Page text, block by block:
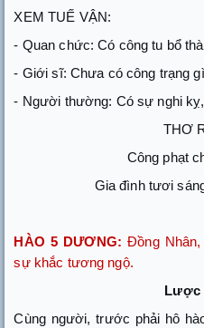
XEM TUẾ VẬN:
- Quan chức: Có công tu bổ
- Giới sĩ: Chưa có công trạng
- Người thường: Có sự nghi
THƠ
Công phạt
Gia đình tươi
HÀO 5 DƯƠNG:Đồng
sự khắc tương ngộ.
Lược
Cùng người, trước phải hô